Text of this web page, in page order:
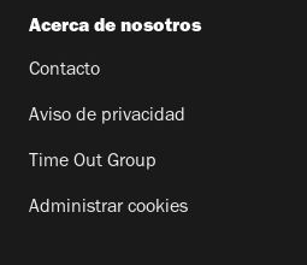
Acerca de nosotros
Contacto
Aviso de privacidad
Time Out Group
Administrar cookies